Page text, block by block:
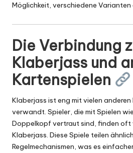
Möglichkeit, verschiedene Varianten
Die Verbindung
Klaberjass und
Kartenspielen
Klaberjass ist eng mit vielen
verwandt. Spieler, die mit Spielen
Doppelkopf vertraut sind, finden oft
Klaberjass. Diese Spiele teilen
Regelmechanismen, was es